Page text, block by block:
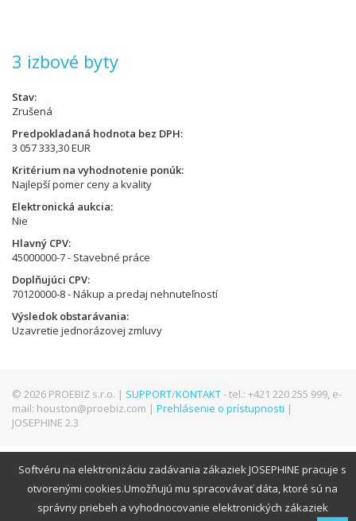
3 izbové byty
Stav
Zrušená
Predpokladaná hodnota bez DPH
3 057 333,30 EUR
Kritérium na vyhodnotenie ponúk
Najlepší pomer ceny a kvality
Elektronická aukcia
Nie
Hlavný CPV
45000000-7 - Stavebné práce
Doplňujúci CPV
70120000-8 - Nákup a predaj nehnuteľností
Výsledok obstarávania
Uzavretie jednorázovej zmluvy
© 2026 PROEBIZ s.r.o. | SUPPORT/KONTAKT- tel.: +421 220 255 999, e-
mail: houston@proebiz.com | Prehlásenie o prístupnosti |
JOSEPHINE 2.3
Softvéru na elektronizáciu zadávania zákaziek JOSEPHINE pracuje s
otvorenými cookies.Umožňujú mu spracovávať dáta, ktoré sú na
správny priebeh a vyhodnocovanie elektronických zákaziek